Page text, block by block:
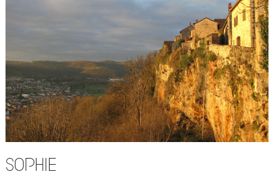
Sophie